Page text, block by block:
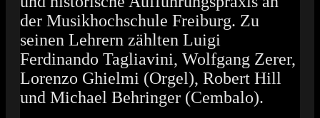
der Musikhochschule Freiburg. Zu
seinen Lehrern zählten Luigi
Ferdinando Tagliavini, Wolfgang Zerer,
Lorenzo Ghielmi (Orgel), Robert Hill
und Michael Behringer (Cembalo).